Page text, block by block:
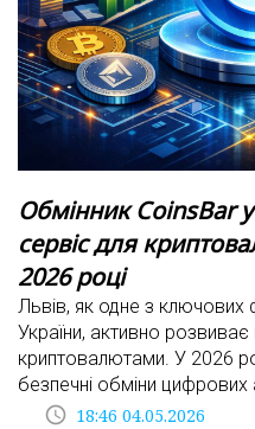
Обмінник CoinsBar
сервіс для
2026 році
Львів, як одне з ключових
України, активно
криптовалютами. У 2026
безпечні обміни цифрових
access_time 18:46 04.05.2026